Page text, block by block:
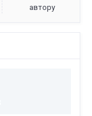
автору